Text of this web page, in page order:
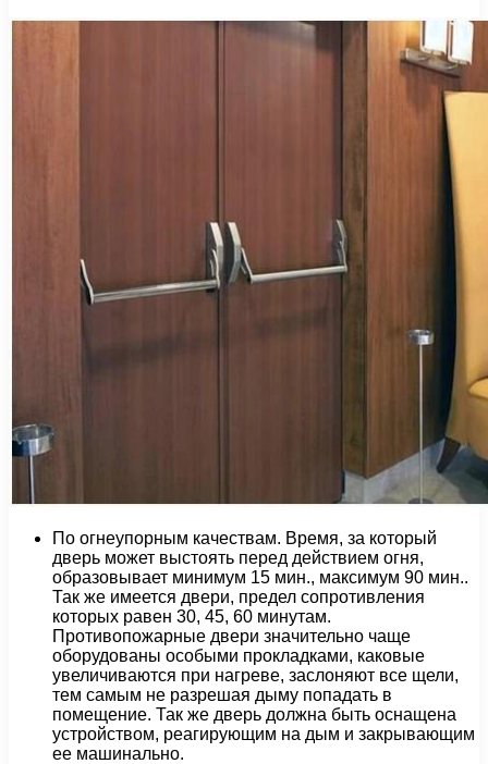
По огнеупорным качествам. Время, за который
дверь может выстоять перед действием огня,
образовывает минимум 15 мин., максимум 90 мин..
Так же имеется двери, предел сопротивления
которых равен 30, 45, 60 минутам.
Противопожарные двери значительно чаще
оборудованы особыми прокладками, каковые
увеличиваются при нагреве, заслоняют все щели,
тем самым не разрешая дыму попадать в
помещение. Так же дверь должна быть оснащена
устройством, реагирующим на дым и закрывающим
ее машинально.